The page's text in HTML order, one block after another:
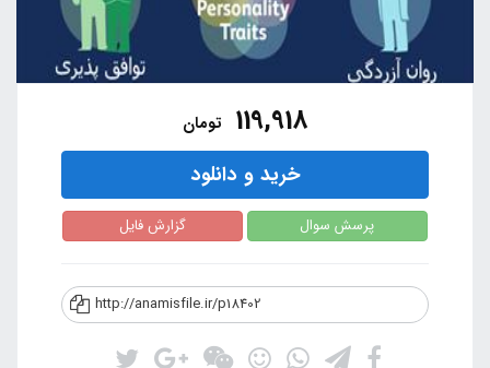
119,918 تومان
خرید و دانلود
پرسش سوال گزارش فایل
http://anamisfile.ir/p18402